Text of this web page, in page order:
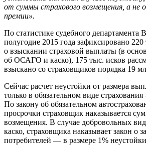
от суммы страхового возмещения, а не
премии».
По статистике судебного департамента
полугодие 2015 года зафиксировано
о взыскании страховой выплаты (в
об ОСАГО и каско), 175 тыс. исков
взыскано со страховщиков порядка 19
Сейчас расчет неустойки от размера
только в обязательном виде
По закону об обязательном
просрочки страховщик наказывается
возмещения. В случае добровольных
каско, страховщика наказывает закон о
потребителей — в размере 1%